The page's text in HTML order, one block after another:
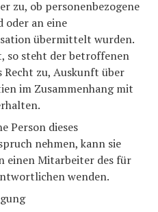
zu, ob personenbezogene
an eine
übermittelt wurden.
so steht der betroffenen
Recht zu, Auskunft über
im Zusammenhang mit
Person dieses
nehmen, kann sie
einen Mitarbeiter des für
wenden.